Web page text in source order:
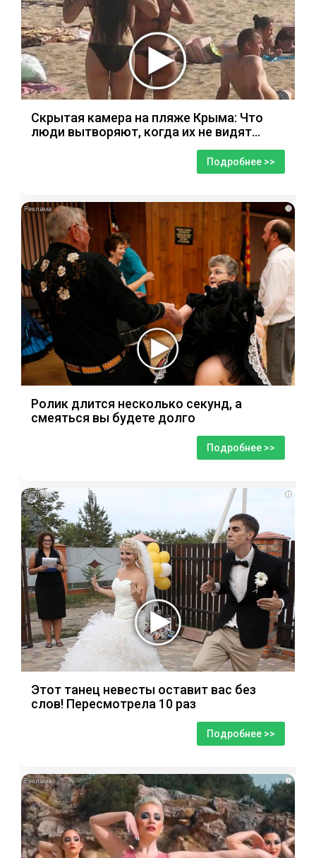
Скрытая камера на пляже Крыма: Что
люди вытворяют, когда их не видят...
Подробнее >>
i
Ролик длится несколько секунд, а
смеяться вы будете долго
Подробнее >>
i
Этот танец невесты оставит вас без
слов! Пересмотрела 10 раз
Подробнее >>
i